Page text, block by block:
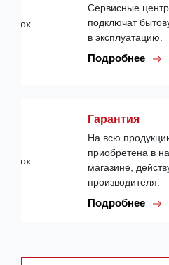
Сервисные
подключат
в эксплуатацию.
Подробнее
Гарантия
На всю
приобретена в
магазине,
производителя.
Подробнее